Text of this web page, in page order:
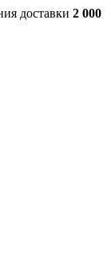
доставки 2 000